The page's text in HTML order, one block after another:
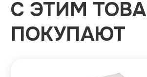
С ЭТИМ
ПОКУПАЮТ